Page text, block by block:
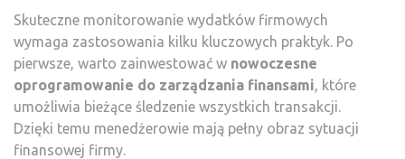
Skuteczne monitorowanie wydatków firmowych
wymaga zastosowania kilku kluczowych praktyk. Po
pierwsze, warto zainwestować w nowoczesne
oprogramowanie do zarządzania finansami, które
umożliwia bieżące śledzenie wszystkich transakcji.
Dzięki temu menedżerowie mają pełny obraz sytuacji
finansowej firmy.